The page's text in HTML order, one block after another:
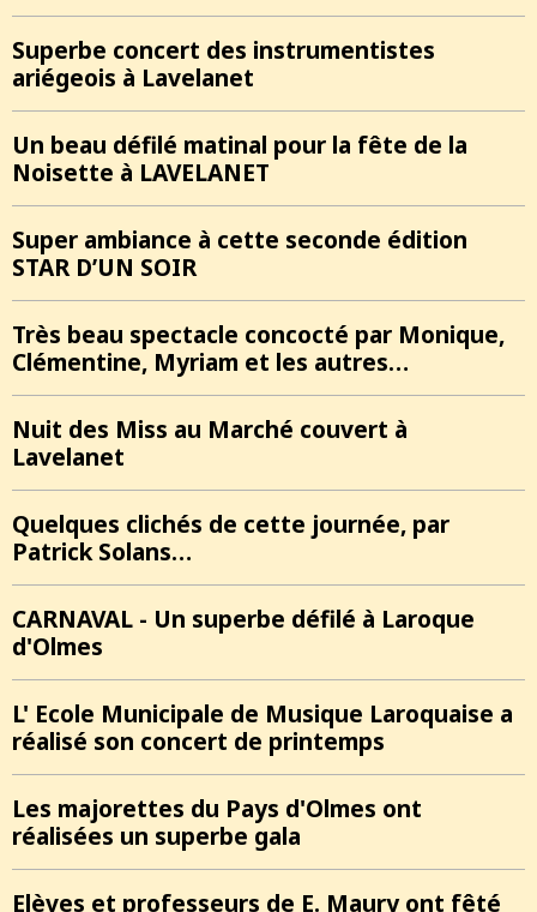
Superbe concert des instrumentistes
ariégeois à Lavelanet
Un beau défilé matinal pour la fête de la
Noisette à LAVELANET
Super ambiance à cette seconde édition
STAR D’UN SOIR
Très beau spectacle concocté par Monique,
Clémentine, Myriam et les autres…
Nuit des Miss au Marché couvert à
Lavelanet
Quelques clichés de cette journée, par
Patrick Solans…
CARNAVAL - Un superbe défilé à Laroque
d'Olmes
L' Ecole Municipale de Musique Laroquaise a
réalisé son concert de printemps
Les majorettes du Pays d'Olmes ont
réalisées un superbe gala
Elèves et professeurs de E. Maury ont fêté